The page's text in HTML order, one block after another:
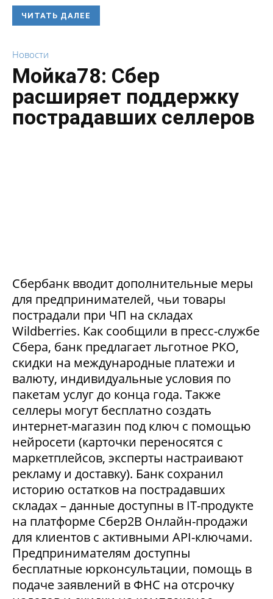
ЧИТАТЬ ДАЛЕЕ
Новости
Мойка78: Сбер
расширяет поддержку
пострадавших селлеров
Сбербанк вводит дополнительные меры
для предпринимателей, чьи товары
пострадали при ЧП на складах
Wildberries. Как сообщили в пресс-службе
Сбера, банк предлагает льготное РКО,
скидки на международные платежи и
валюту, индивидуальные условия по
пакетам услуг до конца года. Также
селлеры могут бесплатно создать
интернет-магазин под ключ с помощью
нейросети (карточки переносятся с
маркетплейсов, эксперты настраивают
рекламу и доставку). Банк сохранил
историю остатков на пострадавших
складах – данные доступны в IT-продукте
на платформе Сбер2В Онлайн-продажи
для клиентов с активными API-ключами.
Предпринимателям доступны
бесплатные юрконсультации, помощь в
подаче заявлений в ФНС на отсрочку